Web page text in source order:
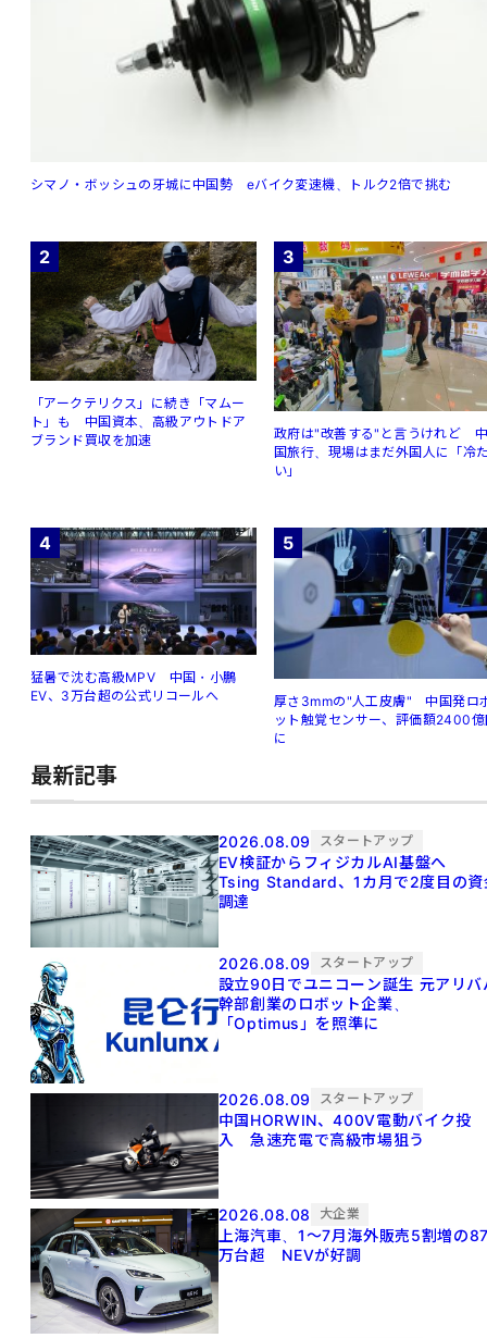
シマノ・ボッシュの牙城に中国勢 eバイク変速機、トルク2倍で挑む
2
「アークテリクス」に続き「マムー
ト」も 中国資本、高級アウトドア
ブランド買収を加速
3
政府は"改善する"と言うけれど
国旅行、現場はまだ外国人に「冷
い」
4
猛暑で沈む高級MPV 中国・小鵬
EV、3万台超の公式リコールへ
5
厚さ3mmの"人工皮膚" 中国発ロ
ット触覚センサー、評価額2400
に
最新記事
2026.08.09 スタートアップ
EV検証からフィジカルAI基盤へ
Tsing Standard、1カ月で2度目の資
調達
2026.08.09 スタートアップ
設立90日でユニコーン誕生 元アリババ
幹部創業のロボット企業、
「Optimus」を照準に
2026.08.09 スタートアップ
中国HORWIN、400V電動バイク投
入 急速充電で高級市場狙う
2026.08.08 大企業
上海汽車、1～7月海外販売5割増の
万台超 NEVが好調